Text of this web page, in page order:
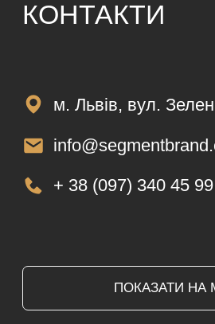
Нової пошти або замовивозом
у м. Львів